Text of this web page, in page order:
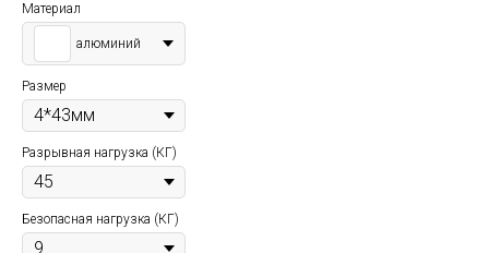
Материал
алюминий
Размер
Разрывная нагрузка (КГ)
Безопасная нагрузка (КГ)